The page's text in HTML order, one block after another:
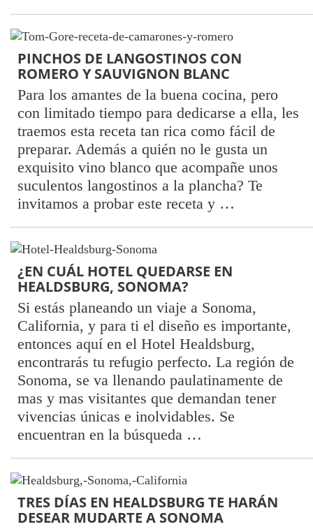
PINCHOS DE LANGOSTINOS CON
ROMERO Y SAUVIGNON BLANC
Para los amantes de la buena cocina, pero
con limitado tiempo para dedicarse a ella, les
traemos esta receta tan rica como fácil de
preparar. Además a quién no le gusta un
exquisito vino blanco que acompañe unos
suculentos langostinos a la plancha? Te
invitamos a probar este receta y …
¿EN CUÁL HOTEL QUEDARSE EN
HEALDSBURG, SONOMA?
Si estás planeando un viaje a Sonoma,
California, y para ti el diseño es importante,
entonces aquí en el Hotel Healdsburg,
encontrarás tu refugio perfecto. La región de
Sonoma, se va llenando paulatinamente de
mas y mas visitantes que demandan tener
vivencias únicas e inolvidables. Se
encuentran en la búsqueda …
TRES DÍAS EN HEALDSBURG TE HARÁN
DESEAR MUDARTE A SONOMA